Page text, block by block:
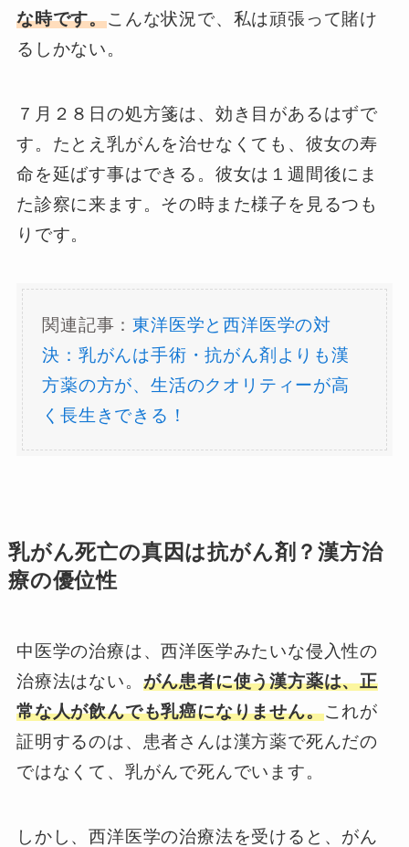
な時です。こんな状況で、私は頑張って賭け
るしかない。
７月２８日の処方箋は、効き目があるはずで
す。たとえ乳がんを治せなくても、彼女の寿
命を延ばす事はできる。彼女は１週間後にま
た診察に来ます。その時また様子を見るつも
りです。
関連記事：東洋医学と西洋医学の対
決：乳がんは手術・抗がん剤よりも漢
方薬の方が、生活のクオリティーが高
く長生きできる！
乳がん死亡の真因は抗がん剤？漢方治
療の優位性
中医学の治療は、西洋医学みたいな侵入性の
治療法はない。 がん患者に使う漢方薬は、正
常な人が飲んでも乳癌になりません。これが
証明するのは、患者さんは漢方薬で死んだの
ではなくて、乳がんで死んでいます。
しかし、西洋医学の治療法を受けると、がん